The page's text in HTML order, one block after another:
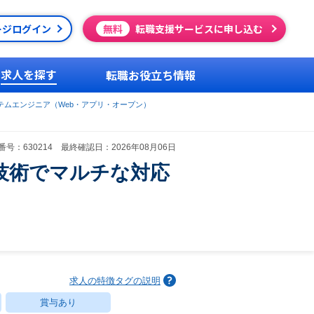
ログイン 無料 転職支援サービスに申し込む
求人を探す 転職お役立ち情報
ムエンジニア（Web・アプリ・オープン）
号：630214 最終確認日：2026年08月06日
術でマルチな対応
求人の特徴タグの説明
賞与あり